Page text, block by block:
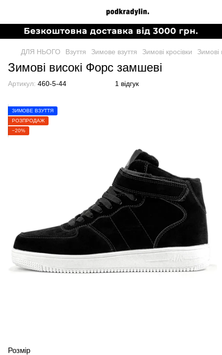
ДЛЯ НЬОГО Взуття Зимове взуття Зимові кросівки Зимові
Зимові високі Форс замшеві
Артикул: 460-5-44 1 відгук
ЗИМОВЕ ВЗУТТЯ
РОЗПРОДАЖ
−20%
Розмір